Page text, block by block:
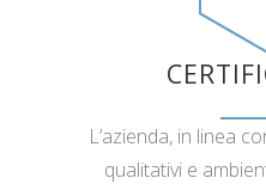
L’azienda, in linea
qualitativi e